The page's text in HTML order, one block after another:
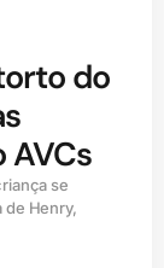
do
AVCs
se
de Henry,